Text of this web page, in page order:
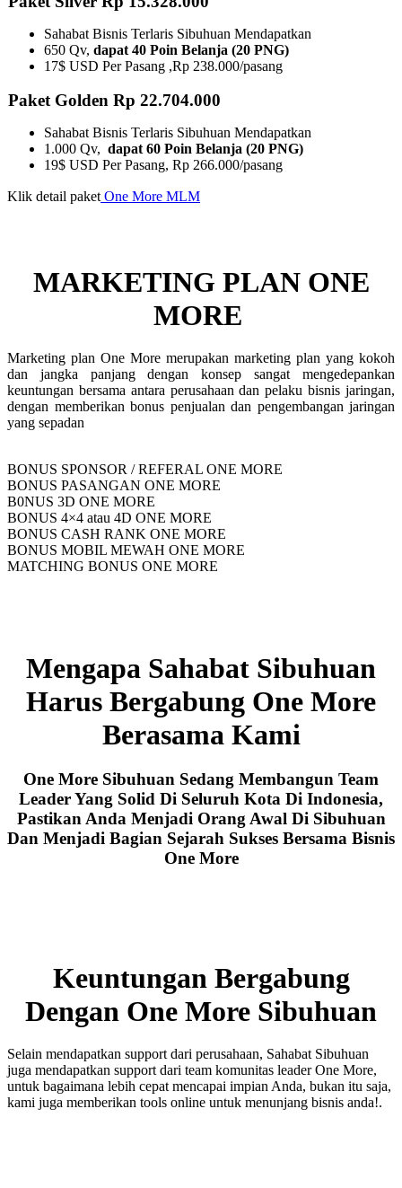
Sahabat Bisnis Terlaris Sibuhuan Mendapatkan
650 Qv, dapat 40 Poin Belanja (20 PNG)
17$ USD Per Pasang ,Rp 238.000/pasang
Paket Golden Rp 22.704.000
Sahabat Bisnis Terlaris Sibuhuan Mendapatkan
1.000 Qv, dapat 60 Poin Belanja (20 PNG)
19$ USD Per Pasang, Rp 266.000/pasang
Klik detail paket One More MLM
MARKETING PLAN ONE
MORE ​
Marketing plan One More merupakan marketing plan yang kokoh
dan jangka panjang dengan konsep sangat mengedepankan
keuntungan bersama antara perusahaan dan pelaku bisnis jaringan,
dengan memberikan bonus penjualan dan pengembangan jaringan
yang sepadan
BONUS SPONSOR / REFERAL ONE MORE
BONUS PASANGAN ONE MORE
B0NUS 3D ONE MORE
BONUS 4×4 atau 4D ONE MORE
BONUS CASH RANK ONE MORE
BONUS MOBIL MEWAH ONE MORE
MATCHING BONUS ONE MORE
Mengapa Sahabat Sibuhuan
Harus Bergabung One More
Berasama Kami
One More Sibuhuan Sedang Membangun Team
Leader Yang Solid Di Seluruh Kota Di Indonesia,
Pastikan Anda Menjadi Orang Awal Di Sibuhuan
Dan Menjadi Bagian Sejarah Sukses Bersama Bisnis
One More
Keuntungan Bergabung
Dengan One More Sibuhuan
Selain mendapatkan support dari perusahaan, Sahabat Sibuhuan
juga mendapatkan support dari team komunitas leader One More,
untuk bagaimana lebih cepat mencapai impian Anda, bukan itu saja,
kami juga memberikan tools online untuk menunjang bisnis anda!.